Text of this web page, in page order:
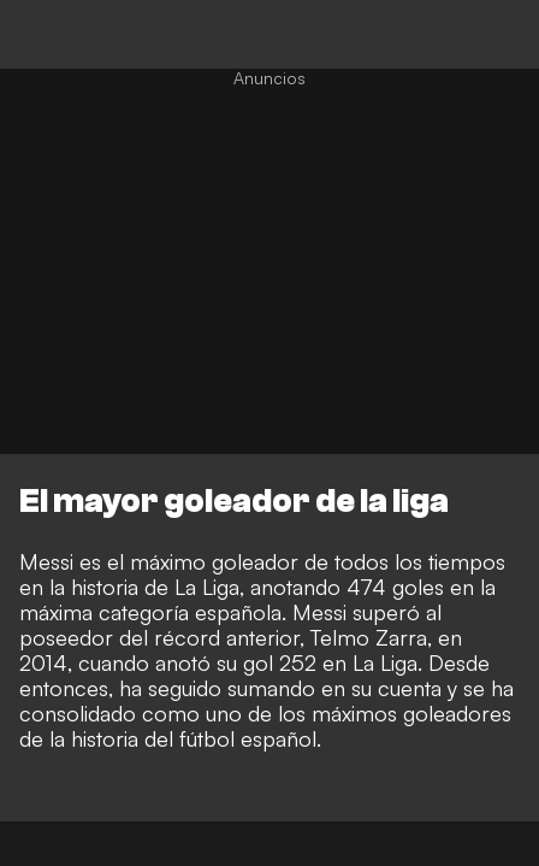
El mayor goleador de la liga
Messi es el máximo goleador de todos los tiempos
en la historia de La Liga, anotando 474 goles en la
máxima categoría española. Messi superó al
poseedor del récord anterior, Telmo Zarra, en
2014, cuando anotó su gol 252 en La Liga. Desde
entonces, ha seguido sumando en su cuenta y se ha
consolidado como uno de los máximos goleadores
de la historia del fútbol español.